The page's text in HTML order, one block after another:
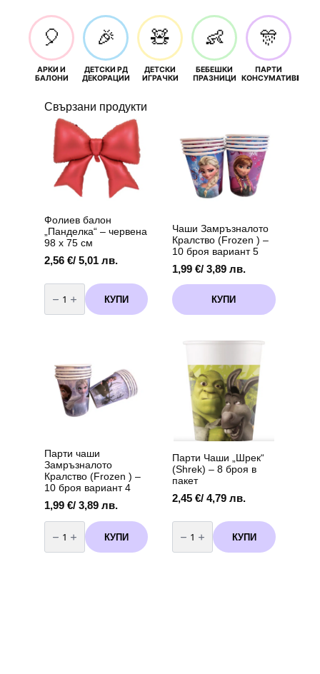
🎈
АРКИ И
БАЛОНИ
🎉
ДЕТСКИ РД
ДЕКОРАЦИИ
🧸
ДЕТСКИ
ИГРАЧКИ
👶
БЕБЕШКИ
ПРАЗНИЦИ
🎊
ПАРТИ
КОНСУМАТИВИ
Свързани продукти
Фолиев балон
„Панделка“ – червена
98 х 75 см
2,56 €/ 5,01 лв.
количество
за
Фолиев
балон
см
КУПИ
Чаши Замръзналото
Кралство (Frozen ) –
10 броя вариант 5
1,99 €/ 3,89 лв.
КУПИ
Парти чаши
Замръзналото
Кралство (Frozen ) –
10 броя вариант 4
1,99 €/ 3,89 лв.
количество
за
Парти
чаши
КУПИ
Парти Чаши „Шрек“
(Shrek) – 8 броя в
пакет
2,45 €/ 4,79 лв.
количество
за
Парти
Чаши
КУПИ